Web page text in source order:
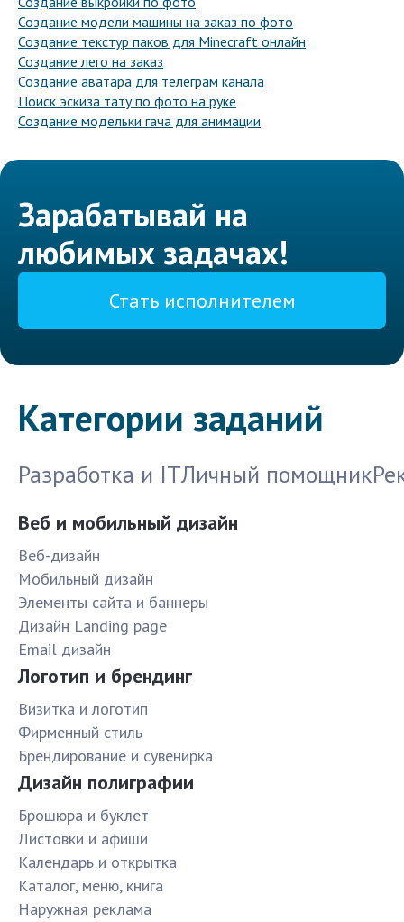
Создание модели машины на заказ по фото
Создание текстур паков для Minecraft онлайн
Создание лего на заказ
Создание аватара для телеграм канала
Поиск эскиза тату по фото на руке
Создание модельки гача для анимации
Зарабатывай на
любимых задачах!
Стать исполнителем
Категории заданий
Разработка и ITЛичный помощник
Веб и мобильный дизайн
Веб-дизайн
Мобильный дизайн
Элементы сайта и баннеры
Дизайн Landing page
Email дизайн
Логотип и брендинг
Визитка и логотип
Фирменный стиль
Брендирование и сувенирка
Дизайн полиграфии
Брошюра и буклет
Листовки и афиши
Календарь и открытка
Каталог, меню, книга
Наружная реклама